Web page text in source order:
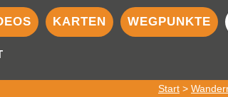
KARTEN WEGPUNKTE
Start >